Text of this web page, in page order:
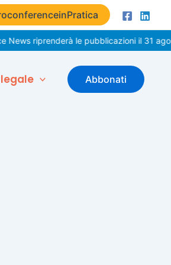
riprenderà le pubblicazioni il 31
Abbonati